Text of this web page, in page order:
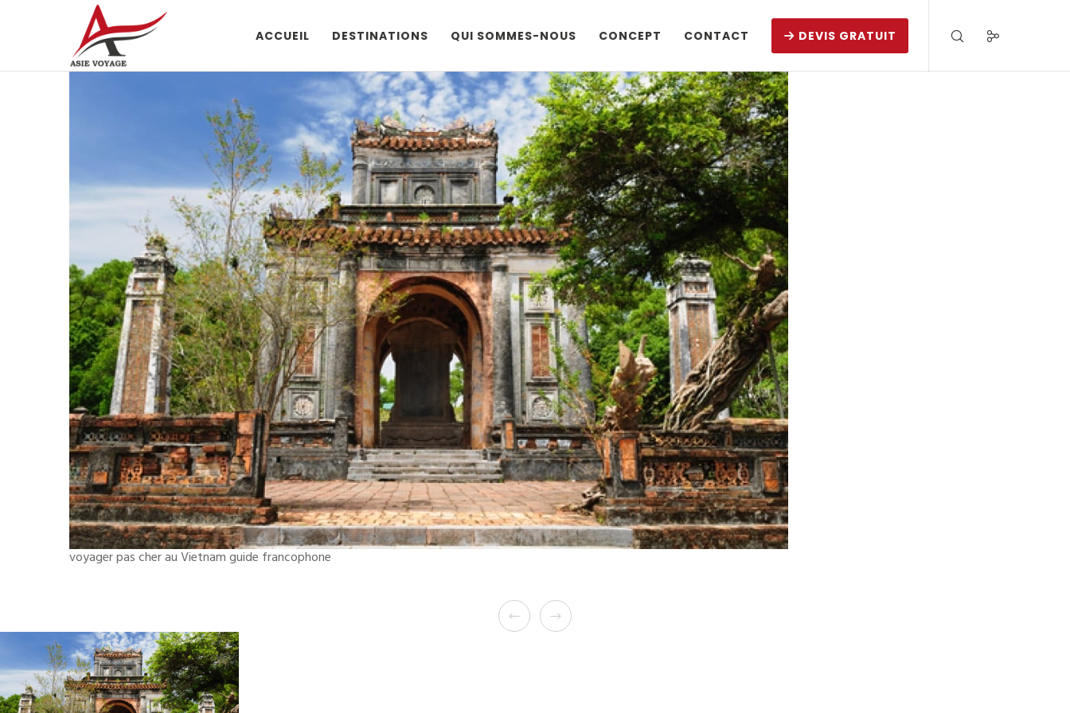
ACCUEIL DESTINATIONS QUI SOMMES-NOUS CONCEPT CONTACT DEVIS GRATUIT
voyager pas cher au Vietnam guide francophone